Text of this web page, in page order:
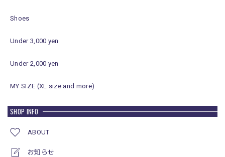
Shoes
Under 3,000 yen
Under 2,000 yen
MY SIZE (XL size and more)
SHOP INFO
ABOUT
お知らせ